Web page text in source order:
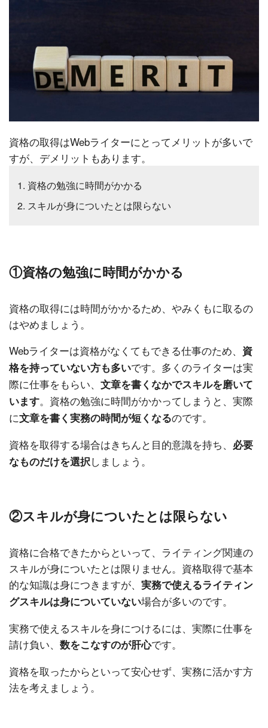
資格の取得はWebライターにとってメリットが多いで
すが、デメリットもあります。
資格の勉強に時間がかかる
スキルが身についたとは限らない
①資格の勉強に時間がかかる
資格の取得には時間がかかるため、やみくもに取るの
はやめましょう。
Webライターは資格がなくてもできる仕事のため、 資
格を持っていない方も多いです。多くのライターは実
際に仕事をもらい、 文章を書くなかでスキルを磨いて
います。資格の勉強に時間がかかってしまうと、実際
に文章を書く実務の時間が短くなるのです。
資格を取得する場合はきちんと目的意識を持ち、 必要
なものだけを選択しましょう。
②スキルが身についたとは限らない
資格に合格できたからといって、ライティング関連の
スキルが身についたとは限りません。資格取得で基本
的な知識は身につきますが、 実務で使えるライティン
グスキルは身についていない場合が多いのです。
実務で使えるスキルを身につけるには、実際に仕事を
請け負い、 数をこなすのが肝心です。
資格を取ったからといって安心せず、実務に活かす方
法を考えましょう。